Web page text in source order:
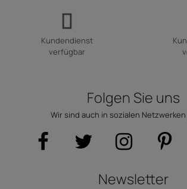
Kundendienst
verfügbar
Folgen Sie uns
Wir sind auch in sozialen
Newsletter